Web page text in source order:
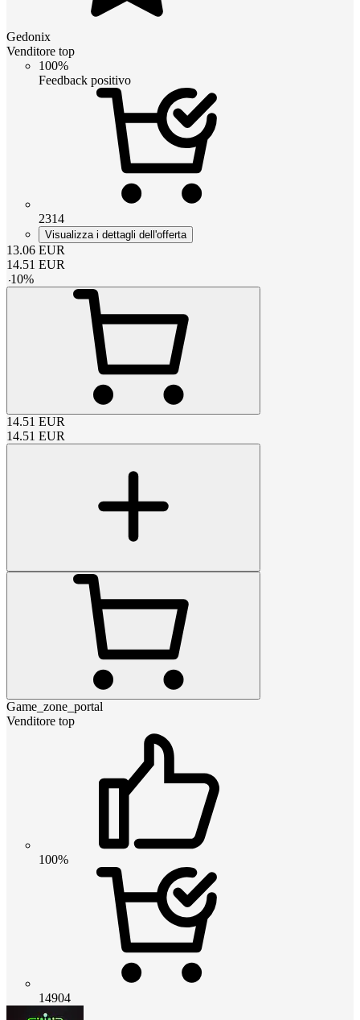
Gedonix
Venditore top
100%
Feedback positivo
2314
Visualizza i dettagli dell'offerta
13.06 EUR
14.51 EUR
-10%
14.51 EUR
14.51 EUR
Game_zone_portal
Venditore top
100%
14904